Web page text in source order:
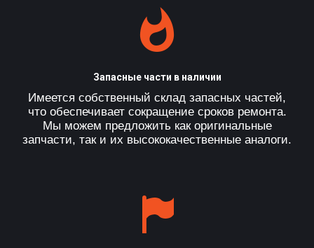
Запасные части в наличии
Имеется собственный склад запасных частей,
что обеспечивает сокращение сроков ремонта.
Мы можем предложить как оригинальные
запчасти, так и их высококачественные аналоги.